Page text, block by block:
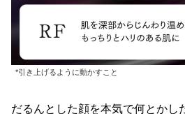
*引き上げるように動かすこと
だるんとした顔を本気で何とかし